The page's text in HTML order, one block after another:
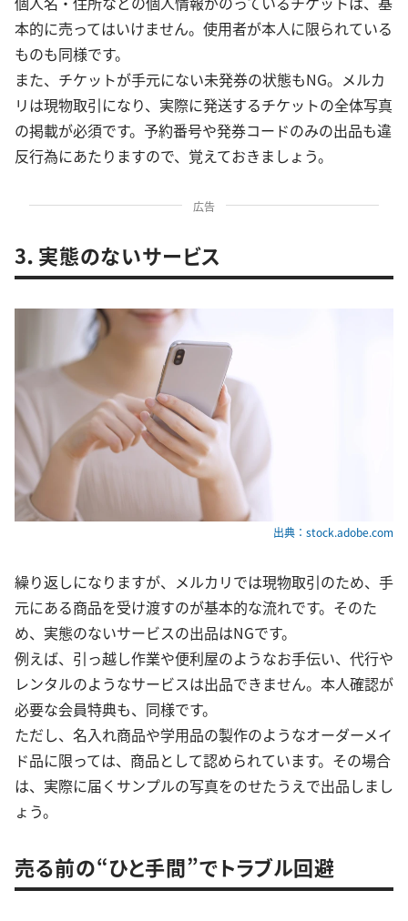
本的に売ってはいけません。使用者が本人に限られている
ものも同様です。
また、チケットが手元にない未発券の状態もNG。メルカ
リは現物取引になり、実際に発送するチケットの全体写真
の掲載が必須です。予約番号や発券コードのみの出品も違
反行為にあたりますので、覚えておきましょう。
広告
3．実態のないサービス
出典：stock.adobe.com
繰り返しになりますが、メルカリでは現物取引のため、手
元にある商品を受け渡すのが基本的な流れです。そのた
め、実態のないサービスの出品はNGです。
例えば、引っ越し作業や便利屋のようなお手伝い、代行や
レンタルのようなサービスは出品できません。本人確認が
必要な会員特典も、同様です。
ただし、名入れ商品や学用品の製作のようなオーダーメイ
ド品に限っては、商品として認められています。その場合
は、実際に届くサンプルの写真をのせたうえで出品しまし
ょう。
売る前の“ひと手間”でトラブル回避